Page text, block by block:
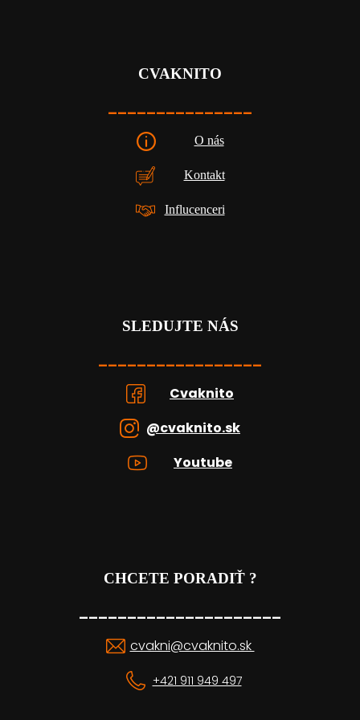
CVAKNITO
_______________
O nás
Kontakt
Influcenceri
SLEDUJTE NÁS
_________________
Cvaknito
@cvaknito.sk
Youtube
CHCETE PORADIŤ ?
_____________________
cvakni@cvaknito.sk
+421 911 949 497